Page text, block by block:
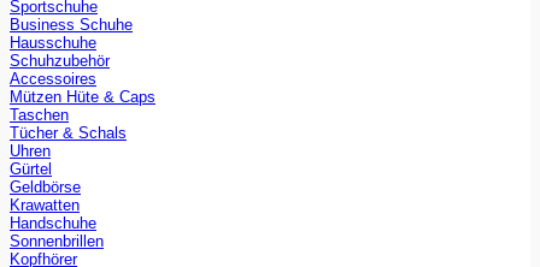
Sportschuhe
Business Schuhe
Hausschuhe
Schuhzubehör
Accessoires
Mützen Hüte & Caps
Taschen
Tücher & Schals
Uhren
Gürtel
Geldbörse
Krawatten
Handschuhe
Sonnenbrillen
Kopfhörer